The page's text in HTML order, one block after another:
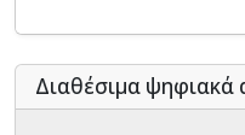
Διαθέσιμα ψηφιακά